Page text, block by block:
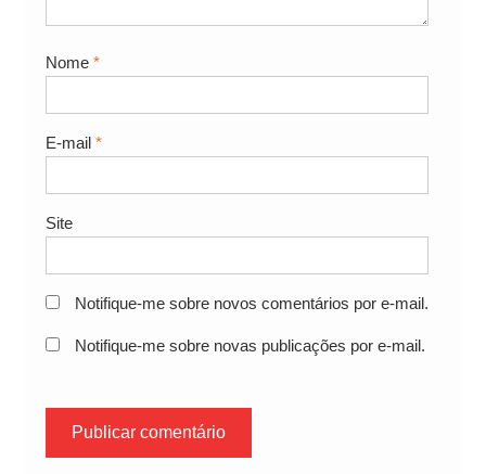
Nome *
E-mail *
Site
Notifique-me sobre novos comentários por e-mail.
Notifique-me sobre novas publicações por e-mail.